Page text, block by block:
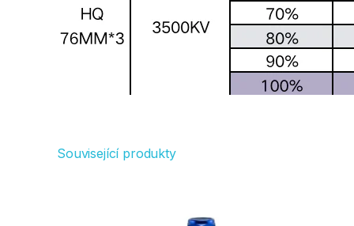
Související produkty